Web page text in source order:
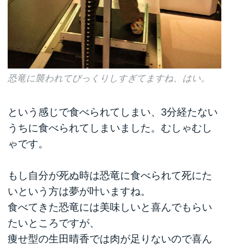
恐竜に襲われてびっくりしすぎてますね、はい。
という感じで食べられてしまい、3分経たない
うちに食べられてしまいました。むしゃむし
ゃです。
もし自分が死ぬ時は恐竜に食べられて死にた
いという方は夢が叶いますね。
食べてきた恐竜には美味しいと喜んでもらい
たいところですが、
痩せ型の生田晴香では肉が足りないので喜ん